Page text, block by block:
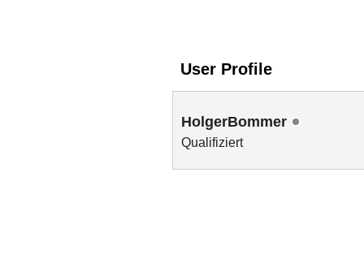
User Profile
HolgerBommer
Qualifiziert